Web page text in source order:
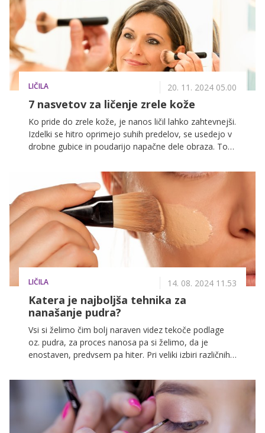
zlatih pravil za pravilen nanos maskare, da dosežemo
kar največji volumen in podaljšamo trepalnice.
LIČILA 20. 11. 2024 05.00
7 nasvetov za ličenje zrele kože
Ko pride do zrele kože, je nanos ličil lahko zahtevnejši.
Izdelki se hitro oprimejo suhih predelov, se usedejo v
drobne gubice in poudarijo napačne dele obraza. To
v mladosti. Kako se temu izogniti?
LIČILA 14. 08. 2024 11.53
Katera je najboljša tehnika za
nanašanje pudra?
Vsi si želimo čim bolj naraven videz tekoče podlage
oz. pudra, za proces nanosa pa si želimo, da je
enostaven, predvsem pa hiter. Pri veliki izbiri različnih
je včasih težko izbrati najboljšo izbiro zase, zato je
najbolje, da preizkusite vse, nato pa boste kaj hitro
opazile, kateri pripomoček vam je ljubši.